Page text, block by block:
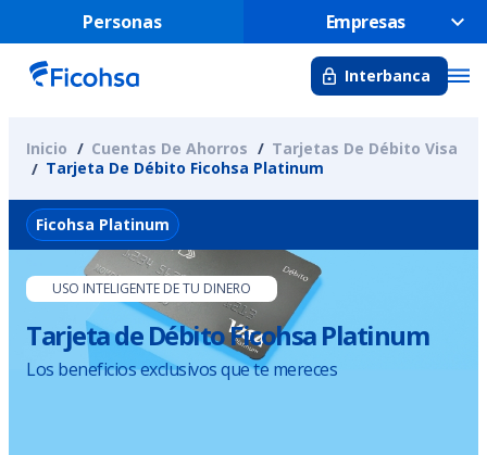
Personas Empresas
Interbanca
Inicio Cuentas De Ahorros
Tarjetas De Débito Visa
Tarjeta De Débito Ficohsa Platinum
Ficohsa Platinum
USO INTELIGENTE DE TU DINERO
Tarjeta de Débito Ficohsa Platinum
Los beneficios exclusivos que te mereces